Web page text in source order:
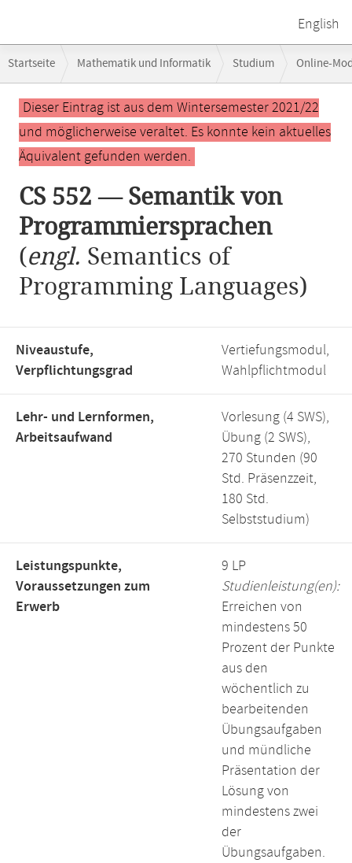
English
Navigation
Startseite Mathematik und Informatik Studium Online-
CS 552 — Semantik von Programmiersprachen
Hauptinhalt
Dieser Eintrag ist aus dem Wintersemester 2021/22
und möglicherweise veraltet. Es konnte kein aktuelles
Äquivalent gefunden werden.
CS 552 — Semantik von
Programmiersprachen
(engl. Semantics of
Programming Languages)
Niveaustufe,
Verpflichtungsgrad
Vertiefungsmodul,
Wahlpflichtmodul
Lehr- und Lernformen,
Arbeitsaufwand
Vorlesung (4 SWS),
Übung (2 SWS),
270 Stunden (90
Std. Präsenzzeit,
180 Std.
Selbststudium)
Leistungspunkte,
Voraussetzungen zum
Erwerb
9 LP
Studienleistung(en):
Erreichen von
mindestens 50
Prozent der Punkte
aus den
wöchentlich zu
bearbeitenden
Übungsaufgaben
und mündliche
Präsentation der
Lösung von
mindestens zwei
der
Übungsaufgaben.